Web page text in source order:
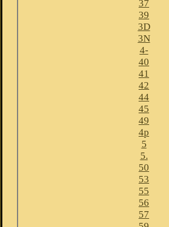
37
39
3D
3N
4-
40
41
42
44
45
49
4p
5
5.
50
53
55
56
57